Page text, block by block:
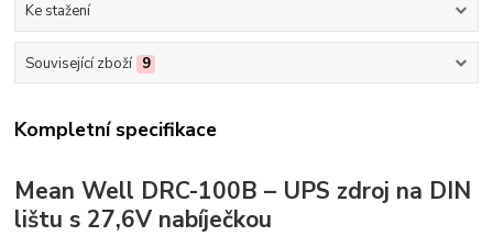
Ke stažení
Související zboží 9
Kompletní specifikace
Mean Well DRC-100B – UPS zdroj na DIN
lištu s 27,6V nabíječkou